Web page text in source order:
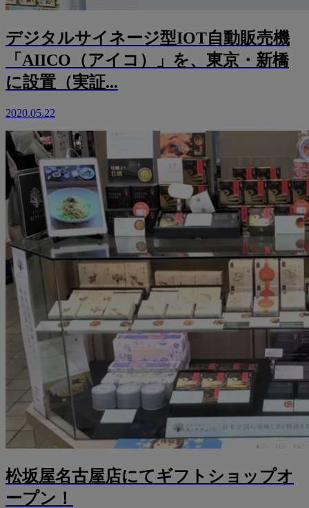
デジタルサイネージ型IOT自動販売機
「AIICO（アイコ）」を、東京・新橋
に設置（実証...
2020.05.22
松坂屋名古屋店にてギフトショップオ
ープン！